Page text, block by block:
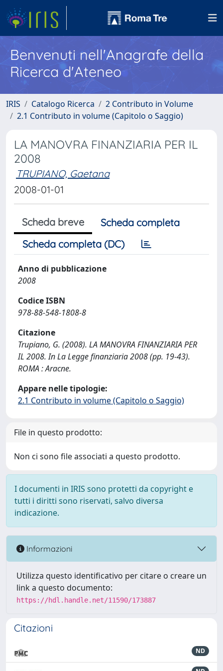
Benvenuti nell'Anagrafe della
Ricerca d'Ateneo
IRIS Catalogo Ricerca
2 Contributo in Volume
2.1 Contributo in volume (Capitolo o Saggio)
LA MANOVRA FINANZIARIA PER IL
2008
TRUPIANO, Gaetana
2008-01-01
Scheda breve
Scheda completa
Scheda completa (DC)
Anno di pubblicazione
2008
Codice ISBN
978-88-548-1808-8
Citazione
Trupiano, G. (2008). LA MANOVRA FINANZIARIA PER
IL 2008. In La Legge finanziaria 2008 (pp. 19-43).
ROMA : Aracne.
Appare nelle tipologie:
2.1 Contributo in volume (Capitolo o Saggio)
File in questo prodotto:
Non ci sono file associati a questo prodotto.
I documenti in IRIS sono protetti da copyright e
tutti i diritti sono riservati, salvo diversa
indicazione.
Informazioni
Utilizza questo identificativo per citare o creare un
link a questo documento:
https://hdl.handle.net/11590/173887
Citazioni
ND